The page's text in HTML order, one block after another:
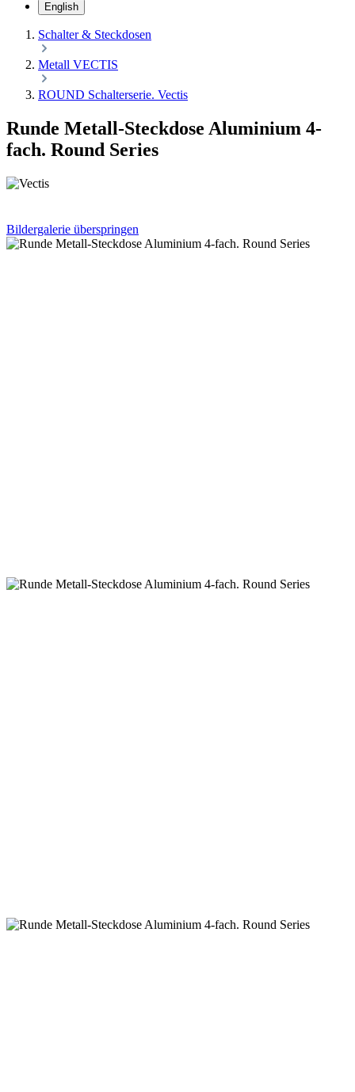
English
Schalter & Steckdosen
Metall VECTIS
ROUND Schalterserie. Vectis
Runde Metall-Steckdose Aluminium 4-
fach. Round Series
Bildergalerie überspringen